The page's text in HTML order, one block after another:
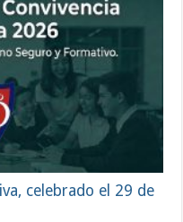
celebrado el 29 de